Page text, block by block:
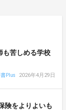
も苦しめる学校
Plus 2026年4月29日
険をよりよいも